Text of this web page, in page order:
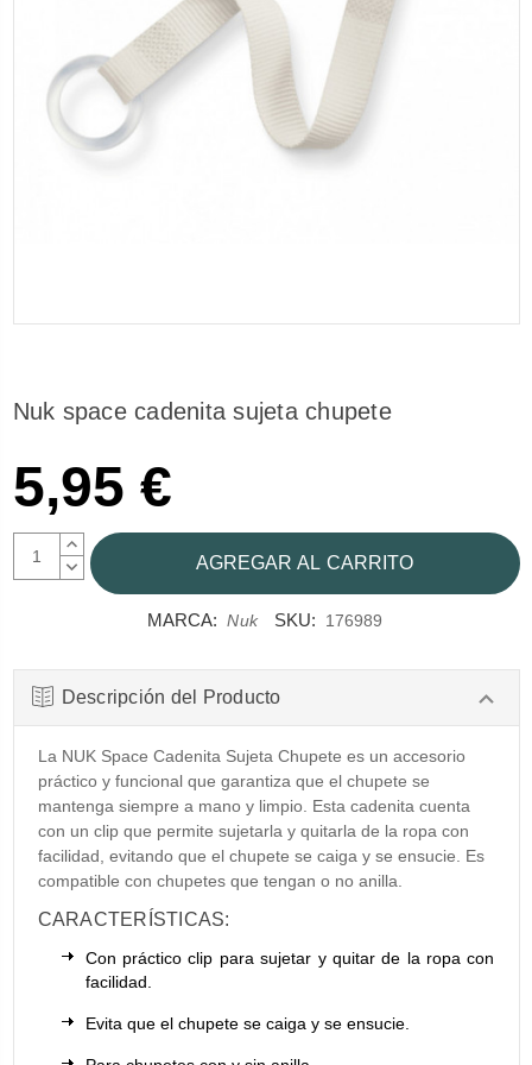
Nuk space cadenita sujeta chupete
5,95 €
AUMENTAR
CANTIDAD:
DISMINUIR
CANTIDAD:
MARCA: Nuk SKU: 176989
Descripción del Producto
La NUK Space Cadenita Sujeta Chupete es un accesorio
práctico y funcional que garantiza que el chupete se
mantenga siempre a mano y limpio. Esta cadenita cuenta
con un clip que permite sujetarla y quitarla de la ropa con
facilidad, evitando que el chupete se caiga y se ensucie. Es
compatible con chupetes que tengan o no anilla.
CARACTERÍSTICAS:
Con práctico clip para sujetar y quitar de la ropa con
facilidad.
Evita que el chupete se caiga y se ensucie.